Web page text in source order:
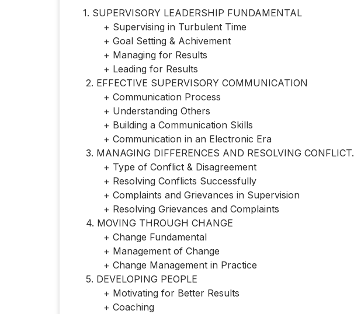
1. SUPERVISORY LEADERSHIP FUNDAMENTAL
+ Supervising in Turbulent Time
+ Goal Setting & Achivement
+ Managing for Results
+ Leading for Results
2. EFFECTIVE SUPERVISORY COMMUNICATION
+ Communication Process
+ Understanding Others
+ Building a Communication Skills
+ Communication in an Electronic Era
3. MANAGING DIFFERENCES AND RESOLVING CONFLICT.
+ Type of Conflict & Disagreement
+ Resolving Conflicts Successfully
+ Complaints and Grievances in Supervision
+ Resolving Grievances and Complaints
4. MOVING THROUGH CHANGE
+ Change Fundamental
+ Management of Change
+ Change Management in Practice
5. DEVELOPING PEOPLE
+ Motivating for Better Results
+ Coaching